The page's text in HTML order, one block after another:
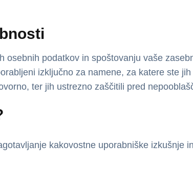
osebnih podatkov in spoštovanju vaše
izključno za namene, za katere ste
ter jih ustrezno zaščitili pred
kakovostne uporabniške izkušnje